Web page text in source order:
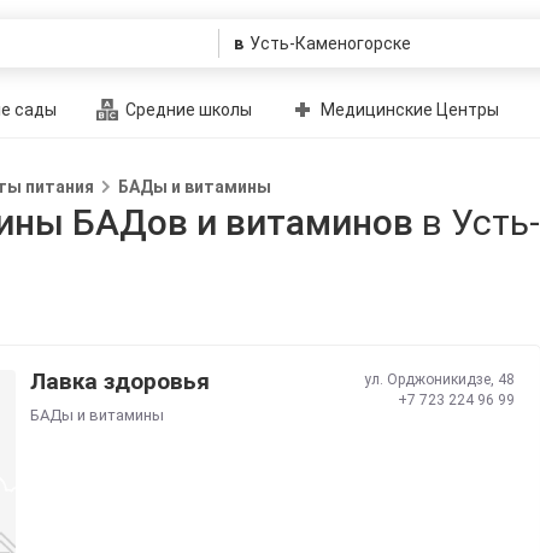
в
сады Средние школы Медицинские Центры
питания БАДы и витамины
БАДов и витаминов в Усть-
Лавка здоровья
БАДы и витамины
ул. Орджоникидзе, 48
+7 723 224 96 99